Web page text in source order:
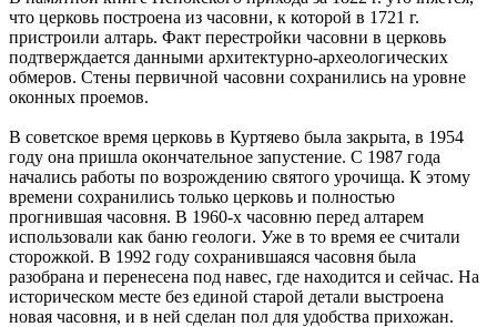
что церковь построена из часовни, к которой в 1721 г.
пристроили алтарь. Факт перестройки часовни в церковь
подтверждается данными архитектурно-археологических
обмеров. Стены первичной часовни сохранились на уровне
оконных проемов.
В советское время церковь в Куртяево была закрыта, в 1954
году она пришла окончательное запустение. С 1987 года
начались работы по возрождению святого урочища. К этому
времени сохранились только церковь и полностью
прогнившая часовня. В 1960-х часовню перед алтарем
использовали как баню геологи. Уже в то время ее считали
сторожкой. В 1992 году сохранившаяся часовня была
разобрана и перенесена под навес, где находится и сейчас. На
историческом месте без единой старой детали выстроена
новая часовня, и в ней сделан пол для удобства прихожан.